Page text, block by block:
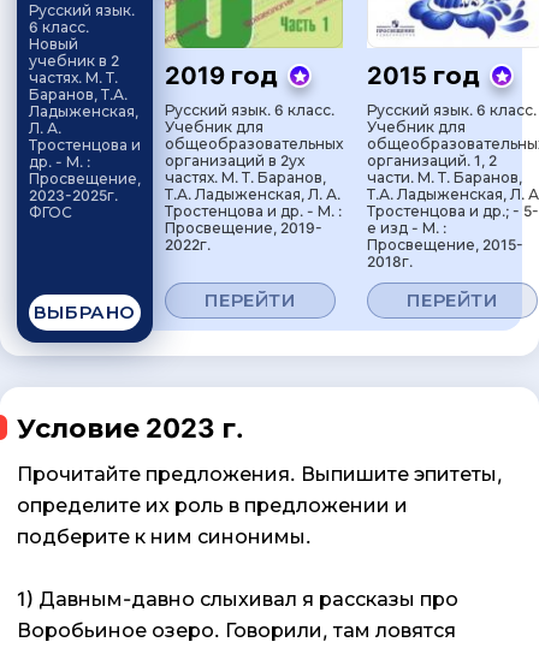
Русский язык.
6 класс.
Новый
учебник в 2
частях. М. Т.
Баранов, Т.А.
Ладыженская,
Л. А.
Тростенцова и
др. - М. :
Просвещение,
2023-2025г.
ФГОС
ВЫБРАНО
2019 год
Русский язык. 6 класс.
Учебник для
общеобразовательных
организаций в 2ух
частях. М. Т. Баранов,
Т.А. Ладыженская, Л. А.
Тростенцова и др. - М. :
Просвещение, 2019-
2022г.
ПЕРЕЙТИ
2015 год
Русский язык. 6 класс.
Учебник для
организаций. 1, 2
части. М. Т. Баранов,
Т.А. Ладыженская, Л.
Тростенцова и др.; - 5-
е изд - М. :
Просвещение, 2015-
2018г.
ПЕРЕЙТИ
Условие 2023 г.
Прочитайте предложения. Выпишите эпитеты,
определите их роль в предложении и
подберите к ним синонимы.
1) Давным-давно слыхивал я рассказы про
Воробьиное озеро. Говорили, там ловятся